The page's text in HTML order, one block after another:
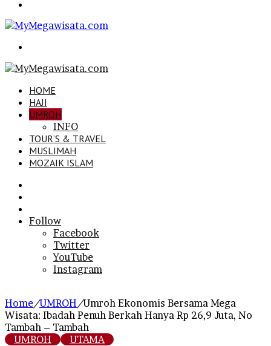
HOME
HAJI
UMROH
INFO
TOUR’S & TRAVEL
MUSLIMAH
MOZAIK ISLAM
In
Follow
Facebook
Twitter
YouTube
Instagram
Home/UMROH/Umroh Ekonomis Bersama Mega
Wisata: Ibadah Penuh Berkah Hanya Rp 26,9 Juta, No
Tambah – Tambah
UMROH
UTAMA